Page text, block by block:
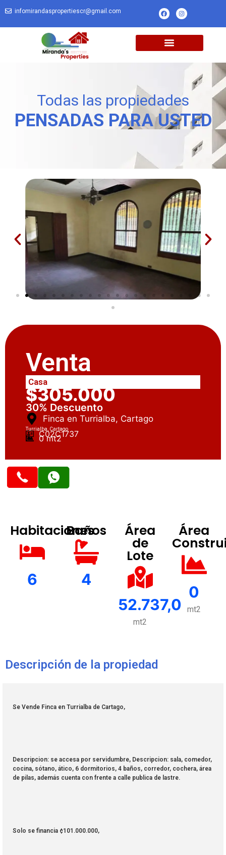
infomirandaspropertiescr@gmail.com
Todas las propiedades
PENSADAS PARA USTED
Venta
Casa
$305.000
30% Descuento
Finca en Turrialba, Cartago
Turrialba, Cartago
C02C1737
0 mt2
Habitaciones
6
Baños
4
Área
de
Lote
52.737,0
mt2
Área
0
mt2
Descripción de la propiedad
Se Vende Finca en Turrialba de Cartago,
Descripcion: se accesa por servidumbre, Descripcion: sala, comedor,
cocina, sótano, ático, 6 dormitorios, 4 baños, corredor, cochera, área
de pilas, además cuenta con frente a calle publica de lastre.
Solo se financia ¢101.000.000,